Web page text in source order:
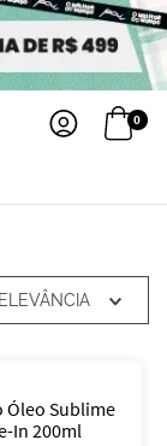
0